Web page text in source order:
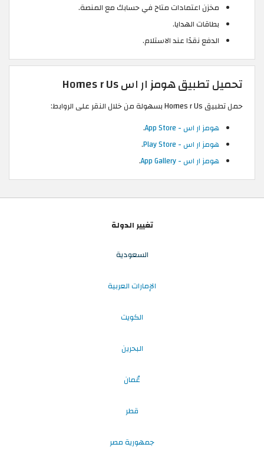
مخزن اعتمادات متاح في حسابك مع المنصة.
بطاقات الهدايا.
الدفع نقدًا عند الاستلام.
تحميل تطبيق هومز ار اس Homes r Us
حمل تطبيق Homes r Us بسهولة من خلال النقر على الروابط:
هومز ار اس - App Store
.
هومز ار اس - Play Store
.
هومز ار اس - App Gallery
.
تغيير الدولة
السعودية
الإمارات العربية
الكويت
البحرين
عُمان
قطر
جمهورية مصر